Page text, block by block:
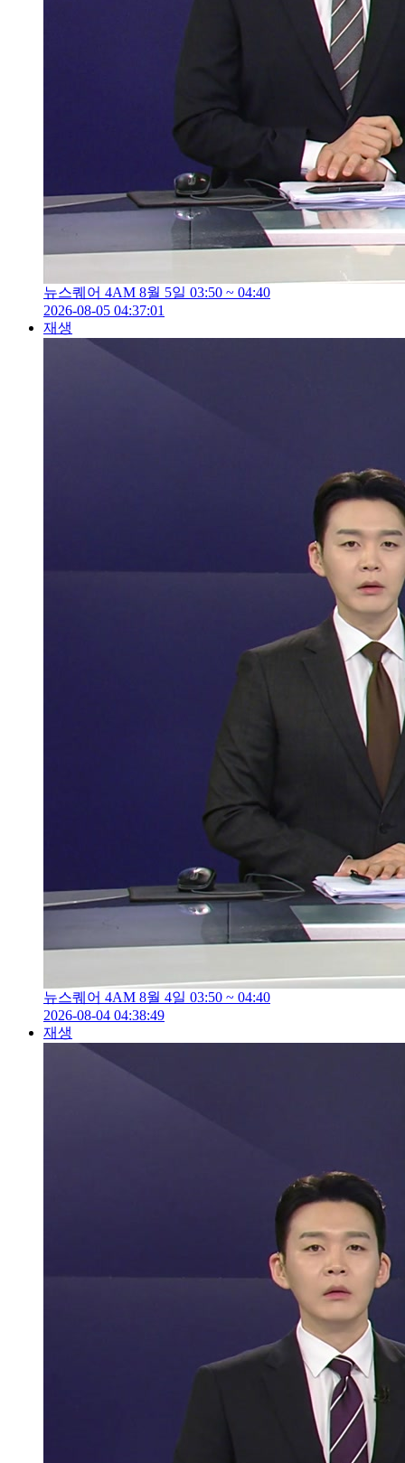
뉴스퀘어 4AM 8월 5일 03:50 ~ 04:40
2026-08-05 04:37:01
재생
뉴스퀘어 4AM 8월 4일 03:50 ~ 04:40
2026-08-04 04:38:49
재생